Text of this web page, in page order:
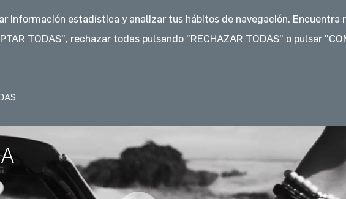
información estadística y analizar tus hábitos de navegación. Encuentra
TODAS", rechazar todas pulsando "RECHAZAR TODAS" o pulsar
Sonora
ESTACIONES FACTURA ELECTRÓNICA PRODUCTOS PROMOCIONES